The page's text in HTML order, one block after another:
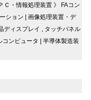
ＰＣ・情報処理装置 》
FAコン
ション
画像処理装置・デ
ディスプレイ , タッチパネル
コンピュータ
半導体製造装